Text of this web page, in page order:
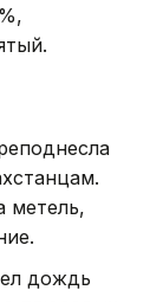
метель,
дождь